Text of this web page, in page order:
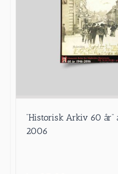
”Historisk Arkiv 60
2006